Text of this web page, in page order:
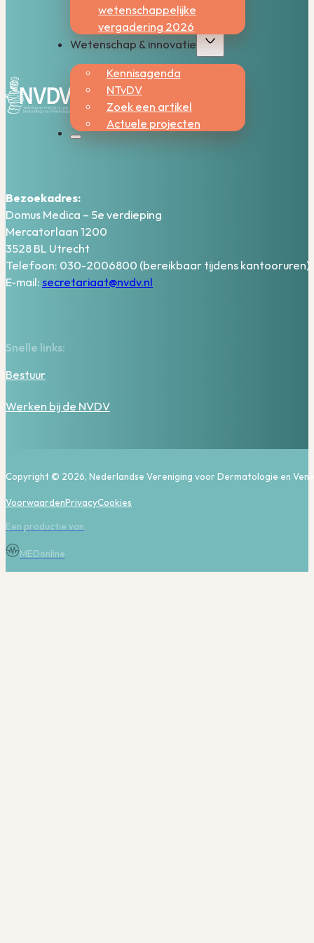
wetenschappelijke
vergadering 2026
Wetenschap & innovatie
Kennisagenda
NTvDV
Zoek een artikel
Actuele projecten
Bezoekadres:
Domus Medica – 5e verdieping
Mercatorlaan 1200
3528 BL Utrecht
Telefoon: 030-2006800 (bereikbaar tijdens kantooruren)
E-mail: secretariaat@nvdv.nl
Snelle links:
Bestuur
Werken bij de NVDV
Copyright © 2026, Nederlandse Vereniging voor Dermatologie en
VoorwaardenPrivacyCookies
Een productie van
MEDonline